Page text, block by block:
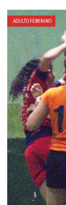
ADULTO FEMININO